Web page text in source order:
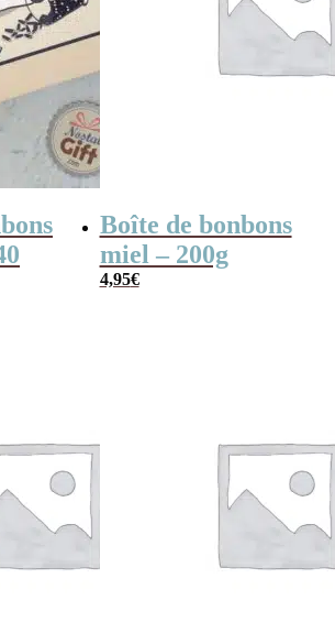
Boîte de bonbons
miel – 200g
4,95€